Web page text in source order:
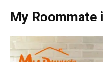
My Roommate